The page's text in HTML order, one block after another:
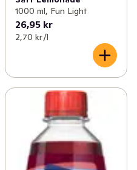
1000 ml, Fun Light
26,95 kr
2,70 kr /l